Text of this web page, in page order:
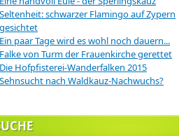
Seltenheit: schwarzer Flamingo auf Zypern
gesichtet
Ein paar Tage wird es wohl noch dauern...
Falke von Turm der Frauenkirche gerettet
Die Hofpfisterei-Wanderfalken 2015
Sehnsucht nach Waldkauz-Nachwuchs?